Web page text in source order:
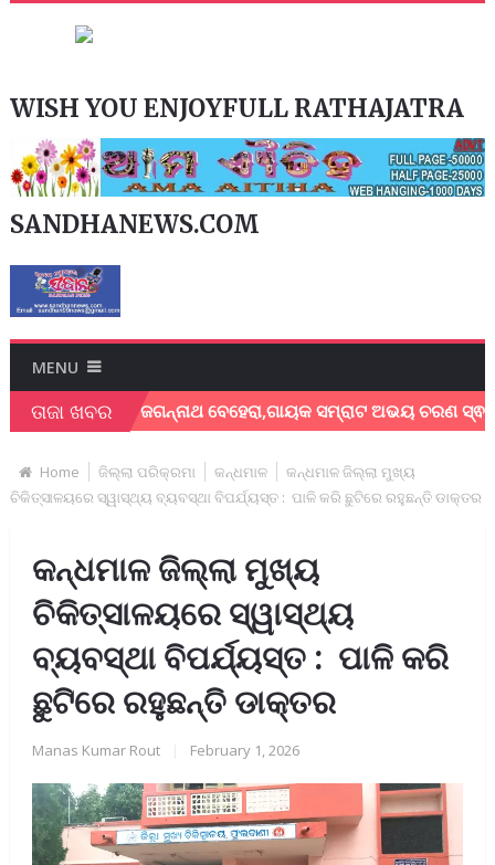
WISH YOU ENJOYFULL RATHAJATRA
SANDHANEWS.COM
MENU
ତାଜା ଖବର
ଶେଖର ଜଗନ୍ନାଥ ବେହେରା,ଗାୟକ ସମ୍ରାଟ ଅଭୟ ଚରଣ
Home ଜିଲ୍ଲା ପରିକ୍ରମା କନ୍ଧମାଳ
କନ୍ଧମାଳ ଜିଲ୍ଲା ମୁଖ୍ୟ
ଚିକିତ୍ସାଳୟରେ ସ୍ୱାସ୍ଥ୍ୟ ବ୍ୟବସ୍ଥା ବିପର୍ଯ୍ୟସ୍ତ : ପାଳି କରି ଛୁଟିରେ ରହୁଛନ୍ତି ଡାକ୍ତର
କନ୍ଧମାଳ ଜିଲ୍ଲା ମୁଖ୍ୟ
ଚିକିତ୍ସାଳୟରେ ସ୍ୱାସ୍ଥ୍ୟ
ବ୍ୟବସ୍ଥା ବିପର୍ଯ୍ୟସ୍ତ : ପାଳି କରି
ଛୁଟିରେ ରହୁଛନ୍ତି ଡାକ୍ତର
Manas Kumar Rout February 1, 2026